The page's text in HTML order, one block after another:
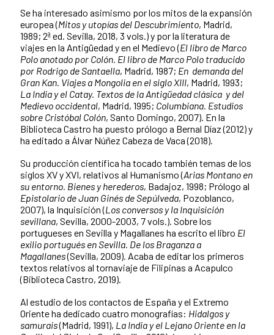
Se ha interesado asimismo por los mitos de la expansión
europea (Mitos y utopías del Descubrimiento, Madrid,
1989; 2ª ed. Sevilla, 2018, 3 vols.) y por la literatura de
viajes en la Antigüedad y en el Medievo (El libro de Marco
Polo anotado por Colón. El libro de Marco Polo traducido
por Rodrigo de Santaella, Madrid, 1987; En demanda del
Gran Kan. Viajes a Mongolia en el siglo XIII, Madrid, 1993;
La India y el Catay. Textos de la Antigüedad clásica y del
Medievo occidental, Madrid, 1995; Columbiana. Estudios
sobre Cristóbal Colón, Santo Domingo, 2007). En la
Biblioteca Castro ha puesto prólogo a Bernal Díaz (2012) y
ha editado a Álvar Núñez Cabeza de Vaca (2018).
Su producción científica ha tocado también temas de los
siglos XV y XVI, relativos al Humanismo (Arias Montano en
su entorno. Bienes y herederos, Badajoz, 1998; Prólogo al
Epistolario de Juan Ginés de Sepúlveda, Pozoblanco,
2007), la Inquisición (Los conversos y la Inquisición
sevillana, Sevilla, 2000-2003, 7 vols.). Sobre los
portugueses en Sevilla y Magallanes ha escrito el libro El
exilio portugués en Sevilla. De los Braganza a
Magallanes(Sevilla, 2009). Acaba de editar los primeros
textos relativos al tornaviaje de Filipinas a Acapulco
(Biblioteca Castro, 2019).
Al estudio de los contactos de España y el Extremo
Oriente ha dedicado cuatro monografías: Hidalgos y
samurais(Madrid, 1991), La India y el Lejano Oriente en la